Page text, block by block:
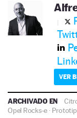
VER
ARCHIVADO EN
Opel Rocks-e ·